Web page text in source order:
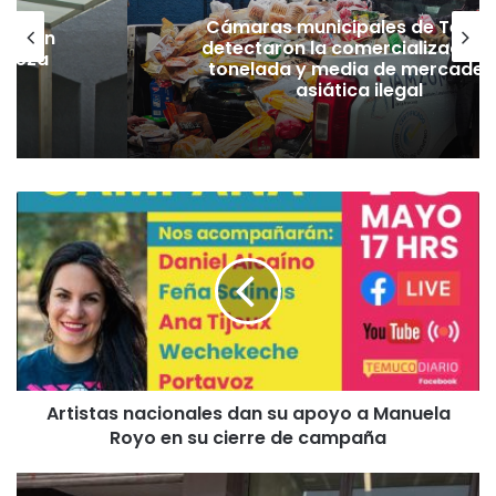
Cámaras municipales de
detectaron la comercialización
tonelada y media de
asiática ilegal
r
t
i
s
t
a
s
n
o
Artistas nacionales dan su apoyo a Manuela
Royo en su cierre de campaña
V